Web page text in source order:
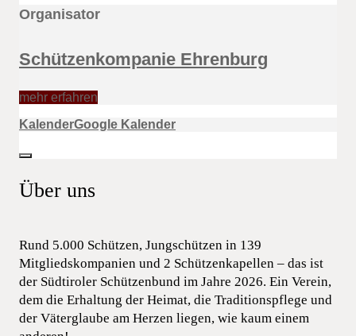
Organisator
Schützenkompanie Ehrenburg
mehr erfahren
KalenderGoogle Kalender
Über uns
Rund 5.000 Schützen, Jungschützen in 139
Mitgliedskompanien und 2 Schützenkapellen – das ist
der Südtiroler Schützenbund im Jahre 2026. Ein Verein,
dem die Erhaltung der Heimat, die Traditionspflege und
der Väterglaube am Herzen liegen, wie kaum einem